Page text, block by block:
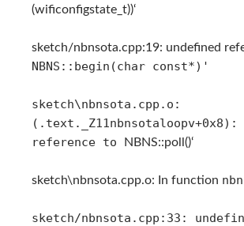
(wificonfigstate_t))‘
sketch/nbnsota.cpp:19: undefined
NBNS::begin(char const*)'
sketch\nbnsota.cpp.o:
(.text._Z11nbnsotaloopv+0x8):
reference to
NBNS::poll()‘
sketch\nbnsota.cpp.o: In function
sketch/nbnsota.cpp:33: